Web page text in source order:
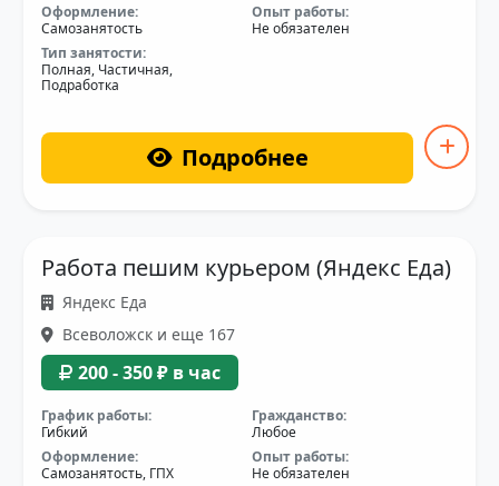
Оформление:
Самозанятость
Опыт работы:
Не обязателен
Тип занятости:
Полная, Частичная,
Подработка
Подробнее
Работа пешим курьером (Яндекс Еда)
Яндекс Еда
Всеволожск и еще 167
200 - 350 ₽ в час
График работы:
Гибкий
Гражданство:
Любое
Оформление:
Самозанятость, ГПХ
Опыт работы:
Не обязателен